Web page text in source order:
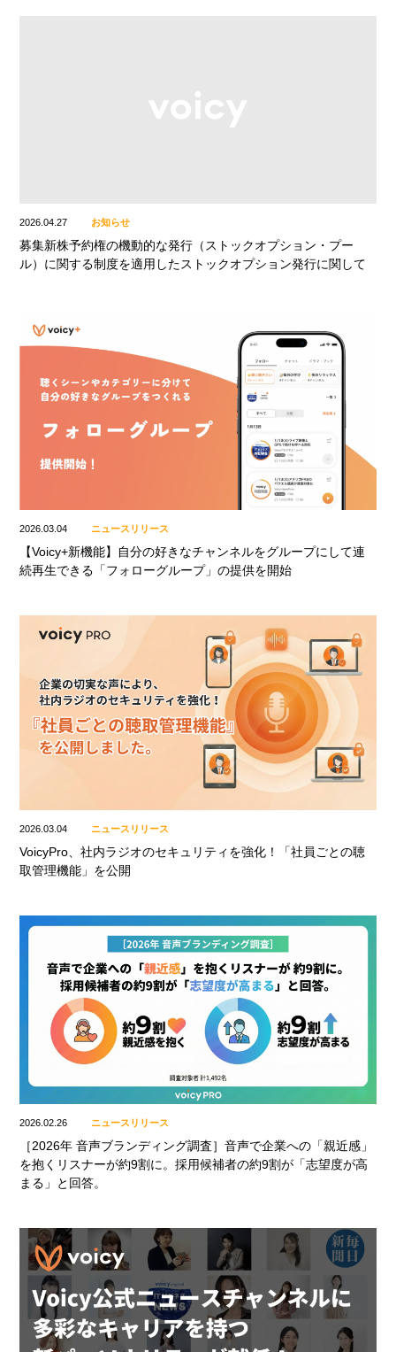
2026.04.27 お知らせ
募集新株予約権の機動的な発行（ストックオプション・プー
ル）に関する制度を適用したストックオプション発行に関して
2026.03.04 ニュースリリース
【Voicy+新機能】自分の好きなチャンネルをグループにして連
続再生できる「フォローグループ」の提供を開始
2026.03.04 ニュースリリース
VoicyPro、社内ラジオのセキュリティを強化！「社員ごとの聴
取管理機能」を公開
2026.02.26 ニュースリリース
［2026年 音声ブランディング調査］音声で企業への「親近感」
を抱くリスナーが約9割に。採用候補者の約9割が「志望度が高
まる」と回答。